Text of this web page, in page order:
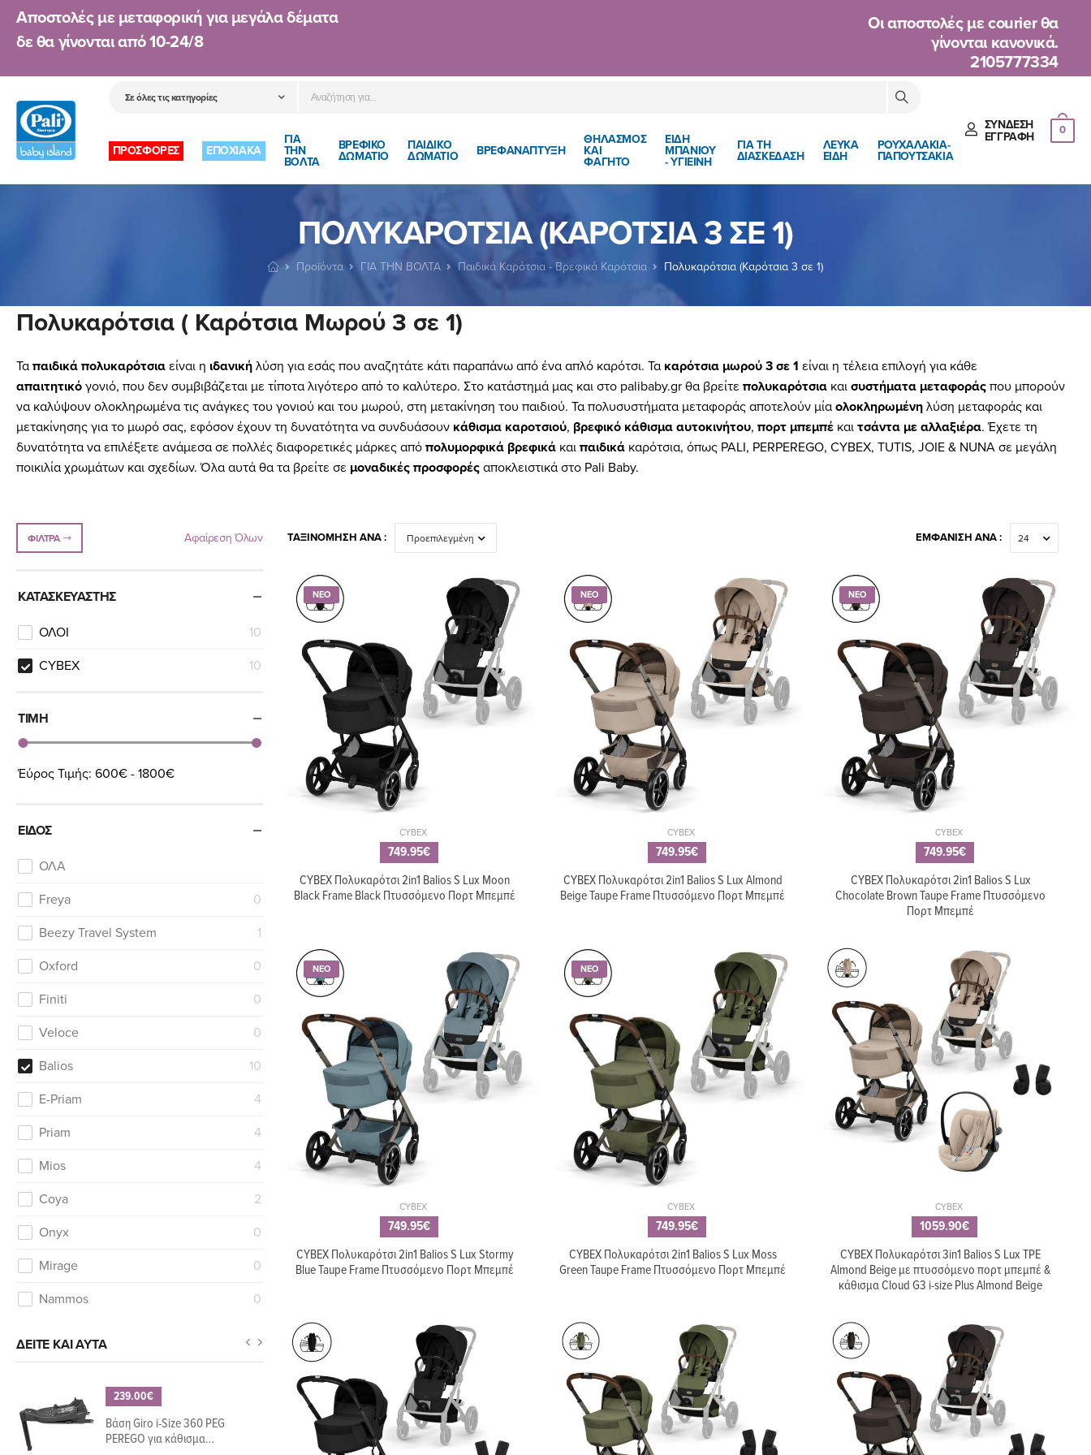
Αποστολές με μεταφορική για μεγάλα δέματα
δε θα γίνονται από10-24/8
Oι αποστολές με courier θα
γίνονται κανονικά.
2105777334
ΠΡΟΣΦΟΡΕΣ ΕΠΟΧΙΑΚΑ
ΓΙΑ
ΤΗΝ
ΒΟΛΤΑ
ΒΡΕΦΙΚΟ
ΔΩΜΑΤΙΟ
ΠΑΙΔΙΚΌ
ΔΩΜΆΤΙΟ
ΒΡΕΦΑΝΑΠΤΥΞΗ
ΘΗΛΑΣΜΟΣ
ΚΑΙ
ΦΑΓΗΤΟ
ΕΙΔΗ
ΜΠΑΝΙΟΥ
- ΥΓΙΕΙΝΗ
ΓΙΑ ΤΗ
ΔΙΑΣΚΕΔΑΣΗ
ΛΕΥΚΑ
ΕΙΔΗ
ΡΟΥΧΑΛΑΚΙΑ-
ΠΑΠΟΥΤΣΑΚΙΑ
ΣΎΝΔΕΣΗ
ΈΓΓΡΑΦΉ
0
ΠΟΛΥΚΑΡΌΤΣΙΑ (ΚΑΡΌΤΣΙΑ 3 ΣΕ 1)
Προϊόντα ΓΙΑ ΤΗΝ ΒΟΛΤΑ Παιδικά Καρότσια - Βρεφικά Καρότσια Πολυκαρότσια (Καρότσια 3 σε 1)
Πολυκαρότσια ( Καρότσια Μωρού 3 σε 1)
Τα παιδικά πολυκαρότσια είναι η ιδανική λύση για εσάς που αναζητάτε κάτι παραπάνω από ένα απλό καρότσι. Τα καρότσια μωρού 3 σε 1 είναι η τέλεια επιλογή για κάθε
απαιτητικό γονιό, που δεν συμβιβάζεται με τίποτα λιγότερο από το καλύτερο. Στο κατάστημά μας και στο palibaby.gr θα βρείτε πολυκαρότσια και συστήματα μεταφοράς που μπορούν
να καλύψουν ολοκληρωμένα τις ανάγκες του γονιού και του μωρού, στη μετακίνηση του παιδιού. Τα πολυσυστήματα μεταφοράς αποτελούν μία ολοκληρωμένη λύση μεταφοράς και
μετακίνησης για το μωρό σας, εφόσον έχουν τη δυνατότητα να συνδυάσουν κάθισμα καροτσιού, βρεφικό κάθισμα αυτοκινήτου, πορτ μπεμπέ και τσάντα με αλλαξιέρα. Έχετε τη
δυνατότητα να επιλέξετε ανάμεσα σε πολλές διαφορετικές μάρκες από πολυμορφικά βρεφικά και παιδικά καρότσια, όπως PALI, PERPEREGO, CYBEX, TUTIS, JOIE & NUNA σε μεγάλη
ποικιλία χρωμάτων και σχεδίων. Όλα αυτά θα τα βρείτε σε μοναδικές προσφορές αποκλειστικά στο Pali Baby.
ΦΊΛΤΡΑ Αφαίρεση Όλων
ΚΑΤΑΣΚΕΥΑΣΤΉΣ
ΟΛΟΙ 10
CYBEX 10
ΤΙΜΉ
Έύρος Τιμής: 600€ - 1800€
ΕΊΔΟΣ
ΟΛΑ
Freya 0
Beezy Travel System 1
Oxford 0
Finiti 0
Veloce 0
Balios 10
E-Priam 4
Priam 4
Mios 4
Coya 2
Onyx 0
Mirage 0
Nammos 0
ΔΕΊΤΕ ΚΑΙ ΑΥΤΆ
239.00€
Βάση Giro i-Size 360 PEG
PEREGO για κάθισμα
ΤΙΜΗ ΚΑΤΑΛΟΓΟΥ: 279.00€
169.00€
Πορτ-μπεμπέ Peg Perego
Culla Grande City Grey
109.00€
CYBEX Kid Board Σανίδα για
Δεύτερο Παιδί Black
34.95€
Ποτηροθήκη CYBEX
καροτσιού 2in1 Black
ΤΑΞΙΝΌΜΗΣΗ ΑΝΆ : ΕΜΦΆΝΙΣΗ ΑΝΆ :
ΝΕΟ
CYBEX
749.95€
CYBEX Πολυκαρότσι 2in1 Balios S Lux Moon
Black Frame Black Πτυσσόμενο Πορτ Μπεμπέ
ΝΕΟ
CYBEX
749.95€
CYBEX Πολυκαρότσι 2in1 Balios S Lux Almond
Beige Taupe Frame Πτυσσόμενο Πορτ Μπεμπέ
ΝΕΟ
CYBEX
749.95€
CYBEX Πολυκαρότσι 2in1 Balios S Lux
Chocolate Brown Taupe Frame Πτυσσόμενο
Πορτ Μπεμπέ
ΝΕΟ
CYBEX
749.95€
CYBEX Πολυκαρότσι 2in1 Balios S Lux Stormy
Blue Taupe Frame Πτυσσόμενο Πορτ Μπεμπέ
ΝΕΟ
CYBEX
749.95€
CYBEX Πολυκαρότσι 2in1 Balios S Lux Moss
Green Taupe Frame Πτυσσόμενο Πορτ Μπεμπέ
CYBEX
1059.90€
CYBEX Πολυκαρότσι 3in1 Balios S Lux TPE
Almond Beige με πτυσσόμενο πορτ μπεμπέ &
κάθισμα Cloud G3 i-size Plus Almond Beige